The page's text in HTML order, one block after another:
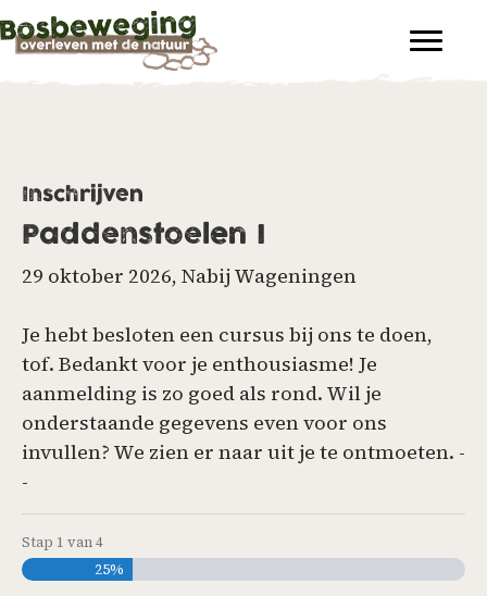
Inschrijven
Paddenstoelen I
29 oktober 2026, Nabij Wageningen
Je hebt besloten een cursus bij ons te doen,
tof. Bedankt voor je enthousiasme! Je
aanmelding is zo goed als rond. Wil je
onderstaande gegevens even voor ons
invullen? We zien er naar uit je te ontmoeten. -
-
Stap 1 van4
25%